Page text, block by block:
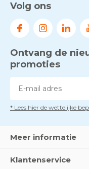
Volg ons
Ontvang de
promoties
* Lees hier de wettelijke
Meer informatie
Klantenservice